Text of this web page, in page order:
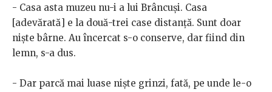
- Casa asta muzeu nu-i a lui Brâncuşi. Casa
[adevărată] e la două-trei case distanţă. Sunt doar
nişte bârne. Au încercat s-o conserve, dar fiind din
lemn, s-a dus.
- Dar parcă mai luase nişte grinzi, fată, pe unde le-o